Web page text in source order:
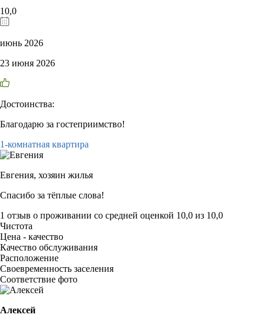
10,0
июнь 2026
23 июня 2026
Достоинства:
Благодарю за гостеприимство!
1-комнатная квартира
Евгения, хозяин жилья
Спасибо за тёплые слова!
1 отзыв о проживании со средней оценкой 10,0 из 10,0
Чистота
Цена - качество
Качество обслуживания
Расположение
Своевременность заселения
Соответствие фото
Алексей